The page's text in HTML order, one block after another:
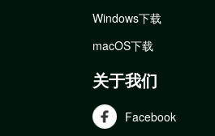
Windows下载
macOS下载
关于我们
Facebook